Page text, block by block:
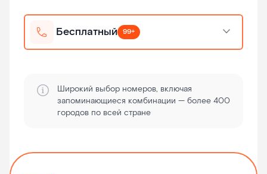
Бесплатный 99+
Широкий выбор номеров, включая
запоминающиеся комбинации — более 400
городов по всей стране